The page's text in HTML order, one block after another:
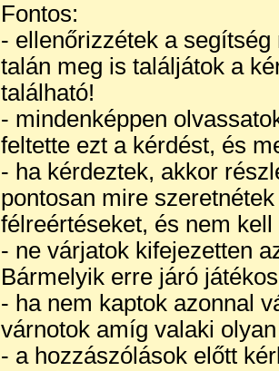
Fontos:
- ellenőrizzétek a
talán meg is találjátok a
található!
- mindenképpen
feltette ezt a kérdést, és
- ha kérdeztek, akkor
pontosan mire
félreértéseket, és nem
- ne várjatok kifejezetten
Bármelyik erre járó
- ha nem kaptok azonnal
várnotok amíg valaki
- a hozzászólások előtt